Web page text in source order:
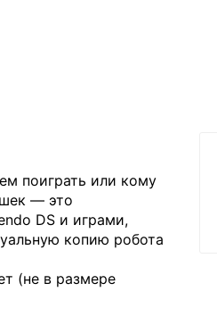
поиграть или кому
— это
DS и играми,
копию робота
(не в размере